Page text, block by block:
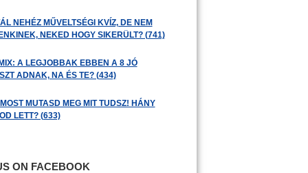
NEHÉZ MŰVELTSÉGI KVÍZ, DE NEM
NEKED HOGY SIKERÜLT? (741)
A LEGJOBBAK EBBEN A 8 JÓ
ADNAK, NA ÉS TE? (434)
MUTASD MEG MIT TUDSZ! HÁNY
LETT? (633)
ON FACEBOOK